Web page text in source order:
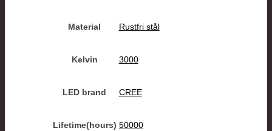
Material Rustfri stål
Kelvin 3000
LED brand CREE
Lifetime(hours) 50000